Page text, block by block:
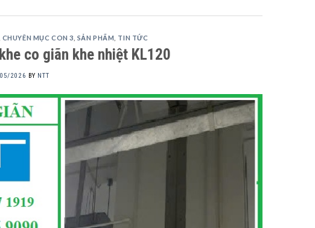
CHUYÊN MỤC CON 3 SẢN PHẨM TIN TỨC
co giãn khe nhiệt KL120
2026 BY NTT